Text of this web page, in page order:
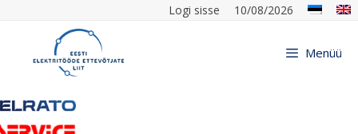
Logi sisse 10/08/2026
Menüü